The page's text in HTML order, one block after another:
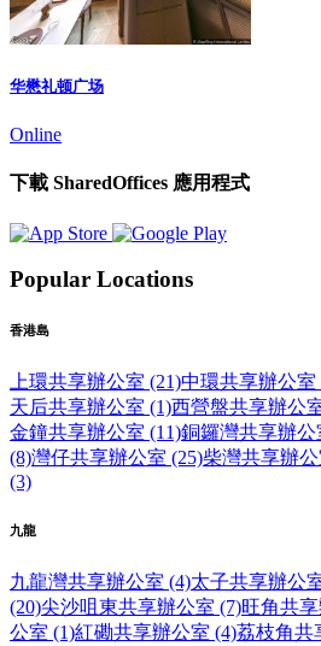
华懋礼顿广场
Online
下載 SharedOffices 應用程式
Popular Locations
香港島
上環共享辦公室 (21)中環共享辦公室
天后共享辦公室 (1)西營盤共享辦公
金鐘共享辦公室 (11)銅鑼灣共享辦公
(8)灣仔共享辦公室 (25)柴灣共享辦公
(3)
九龍
九龍灣共享辦公室 (4)太子共享辦公
(20)尖沙咀東共享辦公室 (7)旺角共
公室 (1)紅磡共享辦公室 (4)荔枝角共